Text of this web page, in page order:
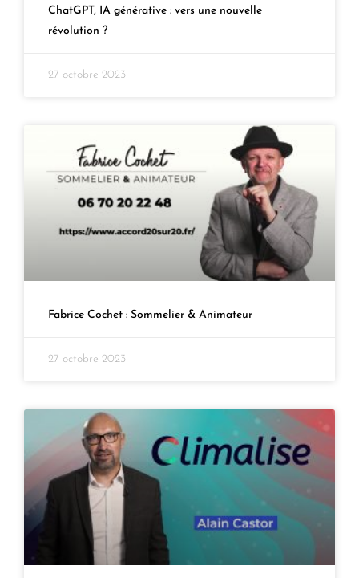
ChatGPT, IA générative : vers une nouvelle
révolution ?
27 octobre 2023
Fabrice Cochet : Sommelier & Animateur
27 octobre 2023